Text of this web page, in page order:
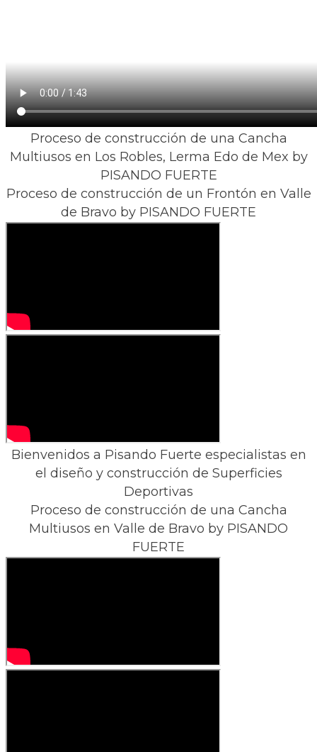
Proceso de construcción de una Cancha
Multiusos en Los Robles, Lerma Edo de Mex ​by
PISANDO FUERTE
Proceso de construcción de un Frontón en Valle
de Bravo ​by PISANDO FUERTE
Bienvenidos a Pisando Fuerte especialistas en
el diseño y construcción de Superficies
Deportivas
Proceso de construcción de una Cancha
Multiusos en Valle de Bravo ​by PISANDO
FUERTE